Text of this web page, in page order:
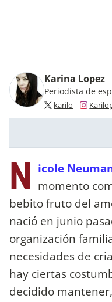
Karina Lopez
Periodista de
karilo
N icole
momento
bebito fruto del
nació en junio
organización
necesidades de
hay ciertas
decidido